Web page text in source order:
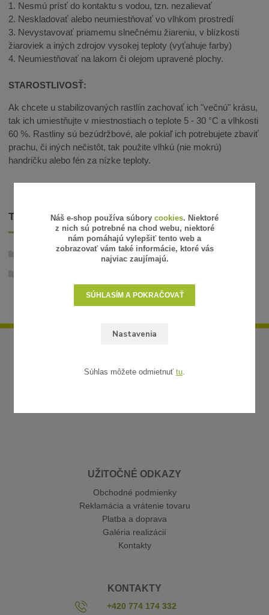
1. Nesmú prísť do kontaktu s vodou, tzn. nezalievať
2. Neskladovať alebo neumiestňovať vo vlhkom prostredí
3. Nevystavovať priamemu slnečnému žiareniu, v blízkosti
žiaroviek a iných zdrojov vysokej teploty (vyťahuje farby)
4. Neumiestňovať na lakom či olejom upravené plochy.
STAROSTLIVOSŤ:
Ak chcete u stabilizovaných rastlín zachovať ich "večnú" krásu,
tak ich umiestňujte v miestnostiach o teplote 5 - 30 °C a vlhkosti
60 %. Rastliny sú bezúdržbové, ale pokiaľ ich potrebujete zbaviť
prachu, či iných nečistôt, tak použite vlhkú (nie mokrú)
handričku alebo fén za nízke teploty.
TOVAR ZARADENÝ V KATEGÓRIÁCH
Stabilizované rastliny
UŽITOČNÉ ODKAZY
Obchodné podmienky
Reklamácia a vrátenie tovaru
Platba a doprava
Galéria realizácií
Kontakty
KONTAKTY
+420 774 174 332
Náš e-shop používa súbory cookies. Niektoré
z nich sú potrebné na chod webu, niektoré
nám pomáhajú vylepšiť tento web a
zobrazovať vám také informácie, ktoré vás
najviac zaujímajú.
Nastavenia
SÚHLASÍM A POKRAČOVAŤ
Súhlas môžete odmietnuť tu.